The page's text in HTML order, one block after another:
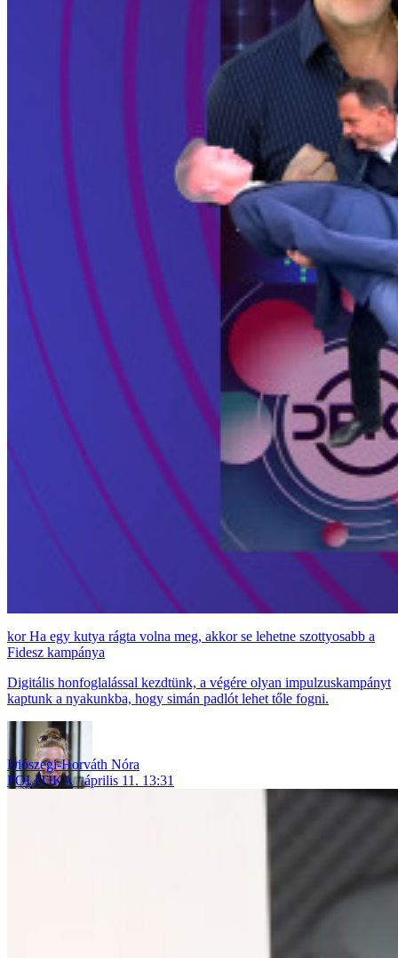
Ha egy kutya rágta volna meg, akkor se lehetne szottyosabb a
Fidesz kampánya
Digitális honfoglalással kezdtünk, a végére olyan impulzuskampányt
kaptunk a nyakunkba, hogy simán padlót lehet tőle fogni.
Diószegi-Horváth Nóra
POLITIKA
április 11. 13:31